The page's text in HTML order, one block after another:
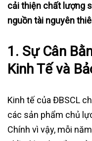
cải thiện chất lượng
nguồn tài nguyên
1. Sự Cân
Kinh Tế và
Kinh tế của ĐBSCL
các sản phẩm chủ
Chính vì vậy, mỗi